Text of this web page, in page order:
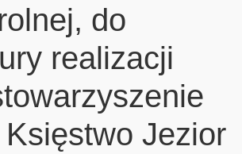
do
realizacji
Jezior